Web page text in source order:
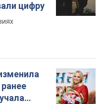
цифру